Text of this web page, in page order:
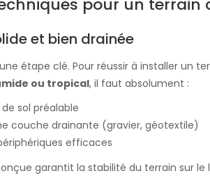
pour un terrain
et bien drainée
étape clé. Pour réussir à installer un
ou tropical, il faut absolument :
sol préalable
couche drainante (gravier, géotextile)
efficaces
garantit la stabilité du terrain sur